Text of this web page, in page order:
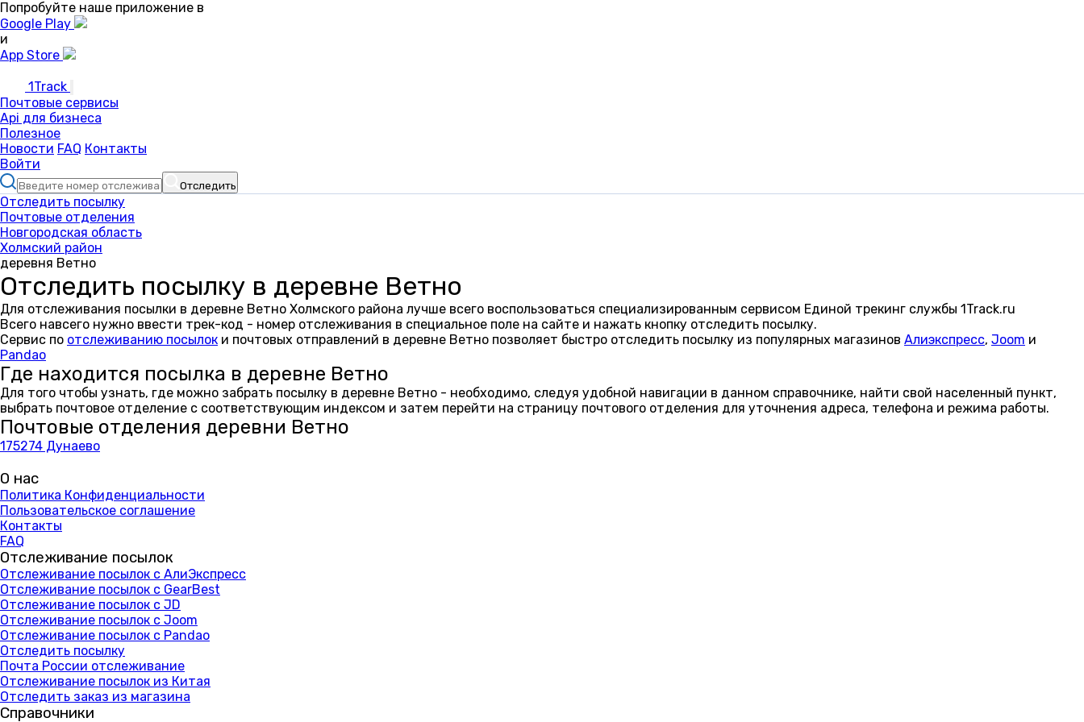
Попробуйте наше приложение в
Google Play
и
App Store
1Track
Почтовые сервисы
Api для бизнеса
Полезное
Новости FAQ Контакты
Войти
Отследить
Отследить посылку
Почтовые отделения
Новгородская область
Холмский район
деревня Ветно
Отследить посылку в деревне Ветно
Для отслеживания посылки в деревне Ветно Холмского района лучше всего воспользоваться специализированным сервисом Единой трекинг службы 1Track.ru
Всего навсего нужно ввести трек-код - номер отслеживания в специальное поле на сайте и нажать кнопку отследить посылку.
Сервис по отслеживанию посылок и почтовых отправлений в деревне Ветно позволяет быстро отследить посылку из популярных магазинов Алиэкспресс, Joom и
Pandao
Где находится посылка в деревне Ветно
Для того чтобы узнать, где можно забрать посылку в деревне Ветно - необходимо, следуя удобной навигации в данном справочнике, найти свой населенный пункт,
выбрать почтовое отделение с соответствующим индексом и затем перейти на страницу почтового отделения для уточнения адреса, телефона и режима работы.
Почтовые отделения деревни Ветно
175274 Дунаево
О нас
Политика Конфиденциальности
Пользовательское соглашение
Контакты
FAQ
Отслеживание посылок
Отслеживание посылок с АлиЭкспресс
Отслеживание посылок с GearBest
Отслеживание посылок с JD
Отслеживание посылок с Joom
Отслеживание посылок с Pandao
Отследить посылку
Почта России отслеживание
Отслеживание посылок из Китая
Отследить заказ из магазина
Справочники